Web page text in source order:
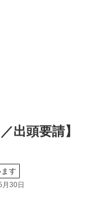
出頭要請】
す
月30日